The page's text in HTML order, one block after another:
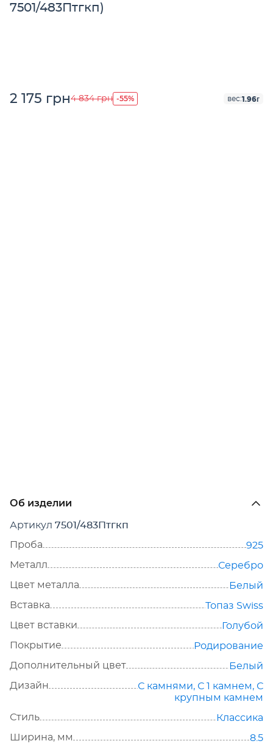
Об изделии
Артикул 7501/483Птгкп
Проба
925
Металл
Серебро
Цвет металла
Белый
Вставка
Топаз Swiss
Цвет вставки
Голубой
Покрытие
Родирование
Дополнительный цвет
Белый
Дизайн
С камнями, С 1 камнем, С
крупным камнем
Стиль
Классика
Ширина, мм
8.5
7501/483Птгкп)
2 175 грн4 834 грн -55% вес:1.96г